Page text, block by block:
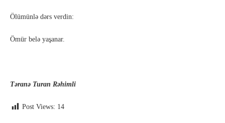
Ölümünlə dərs verdin:
Ömür belə yaşanar.
Təranə Turan Rəhimli
Post Views: 14